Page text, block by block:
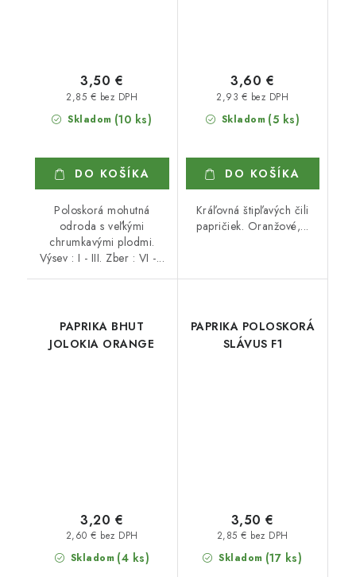
Skladom (10 ks)
2,85 € bez DPH
3,50 €
DO KOŠÍKA
Poloskorá mohutná
odroda s veľkými
chrumkavými plodmi.
Výsev : I - III. Zber : VI -...
Skladom (5 ks)
2,93 € bez DPH
3,60 €
DO KOŠÍKA
Kráľovná štipľavých čili
papričiek. Oranžové,...
PAPRIKA BHUT
JOLOKIA ORANGE
Skladom (4 ks)
2,60 € bez DPH
3,20 €
PAPRIKA POLOSKORÁ
SLÁVUS F1
Skladom (17 ks)
2,85 € bez DPH
3,50 €